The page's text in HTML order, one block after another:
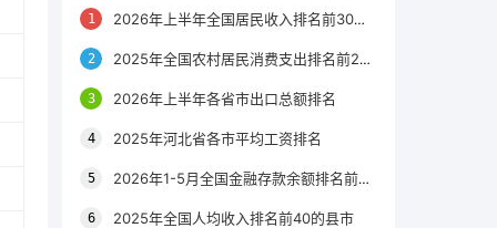
2026年上半年全国居民收入排名前30的区县
2025年全国农村居民消费支出排名前20的城市
2026年上半年各省市出口总额排名
2025年河北省各市平均工资排名
2026年1-5月全国金融存款余额排名前20的城市
2025年全国人均收入排名前40的县市